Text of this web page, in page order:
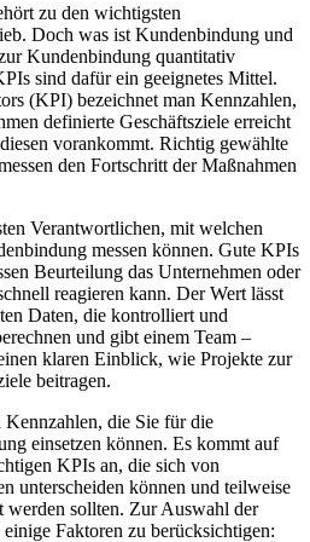
zu den wichtigsten
Doch was ist Kundenbindung und
Kundenbindung quantitativ
sind dafür ein geeignetes Mittel.
(KPI) bezeichnet man Kennzahlen,
definierte Geschäftsziele erreicht
vorankommt. Richtig gewählte
den Fortschritt der Maßnahmen
Verantwortlichen, mit welchen
messen können. Gute KPIs
Beurteilung das Unternehmen oder
reagieren kann. Der Wert lässt
Daten, die kontrolliert und
und gibt einem Team –
klaren Einblick, wie Projekte zur
beitragen.
die Sie für die
einsetzen können. Es kommt auf
KPIs an, die sich von
unterscheiden können und teilweise
werden sollten. Zur Auswahl der
Faktoren zu berücksichtigen: